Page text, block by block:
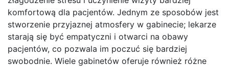
komfortową dla pacjentów. Jednym ze sposobów jest
stworzenie przyjaznej atmosfery w gabinecie; lekarze
starają się być empatyczni i otwarci na obawy
pacjentów, co pozwala im poczuć się bardziej
swobodnie. Wiele gabinetów oferuje również różne